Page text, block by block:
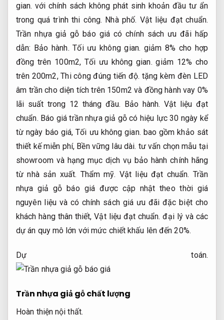
gian. với chính sách không phát sinh khoản đầu tư ẩn
trong quá trình thi công. Nhà phố. Vật liệu đạt chuẩn.
Trần nhựa giả gỗ báo giá có chính sách ưu đãi hấp
dẫn: Bảo hành. Tối ưu không gian. giảm 8% cho hợp
đồng trên 100m2, Tối ưu không gian. giảm 12% cho
trên 200m2,Thi công đúng tiến độ. tặng kèm đèn LED
âm trần cho diện tích trên 150m2 và đồng hành vay 0%
lãi suất trong 12 tháng đầu. Bảo hành. Vật liệu đạt
chuẩn. Báo giá trần nhựa giả gỗ có hiệu lực 30 ngày kể
từ ngày báo giá,Tối ưu không gian. bao gồm khảo sát
thiết kế miễn phí, Bền vững lâu dài. tư vấn chọn mẫu tại
showroom và hạng mục dịch vụ bảo hành chính hãng
từ nhà sản xuất. Thẩm mỹ. Vật liệu đạt chuẩn. Trần
nhựa giả gỗ báo giá được cập nhật theo thời giá
nguyên liệu và có chính sách giá ưu đãi đặc biệt cho
khách hàng thân thiết,Vật liệu đạt chuẩn. đại lý và các
dự án quy mô lớn với mức chiết khấu lên đến 20%.
Dự toán.
Trần nhựa giả gỗ chất lượng
Hoàn thiện nội thất.